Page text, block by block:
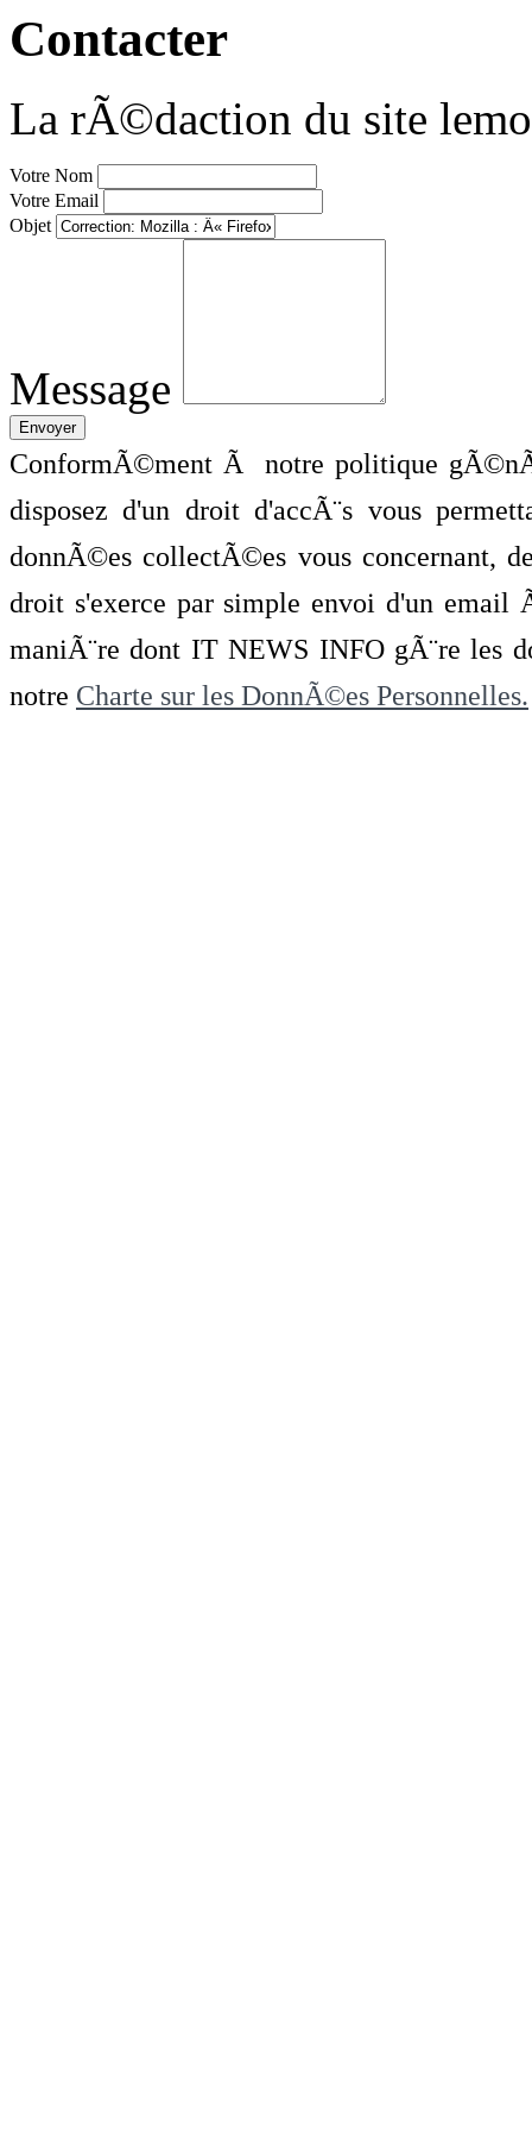
Contacter
La rÃ©daction du site
Votre Nom
Votre Email
Objet
Message
ConformÃ©ment Ã notre politique
disposez d'un droit d'accÃ¨s vous
donnÃ©es collectÃ©es vous concernant,
droit s'exerce par simple envoi d'un
maniÃ¨re dont IT NEWS INFO gÃ¨re les
notre Charte sur les DonnÃ©es Personnelles.